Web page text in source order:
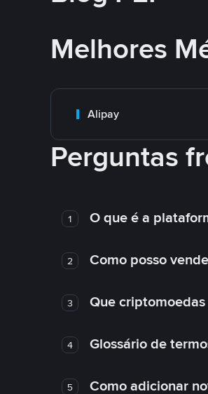
Melhores
Alipay
Perguntas
1 O que é a
2 Como posso
3 Que
4 Glossário de
5 Como adicionar